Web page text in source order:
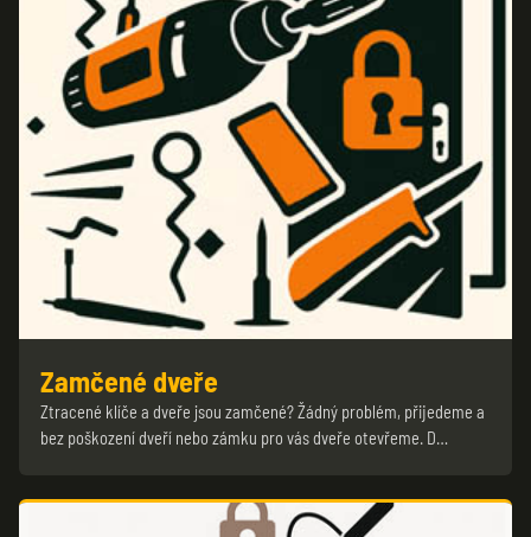
Zamčené dveře
Ztracené klíče a dveře jsou zamčené? Žádný problém, přijedeme a
bez poškození dveří nebo zámku pro vás dveře otevřeme. D…